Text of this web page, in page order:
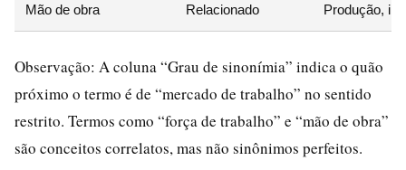
Mão de obra Relacionado Produção,
Observação: A coluna “Grau de sinonímia” indica o quão
próximo o termo é de “mercado de trabalho” no sentido
restrito. Termos como “força de trabalho” e “mão de obra”
são conceitos correlatos, mas não sinônimos perfeitos.